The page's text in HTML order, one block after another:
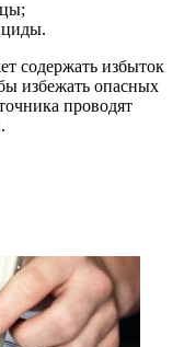
содержать избыток
избежать опасных
проводят